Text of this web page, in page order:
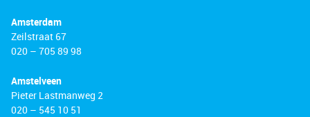
Amsterdam
Zeilstraat 67
020 – 705 89 98
Amstelveen
Pieter Lastmanweg 2
020 – 545 10 51